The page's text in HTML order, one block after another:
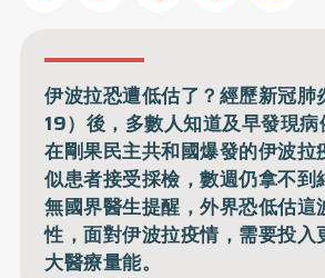
伊波拉恐遭低估了？經歷新冠肺
19）後，多數人知道及早發現
在剛果民主共和國爆發的伊波拉
似患者接受採檢，數週仍拿不到
無國界醫生提醒，外界恐低估這
性，面對伊波拉疫情，需要投入
大醫療量能。